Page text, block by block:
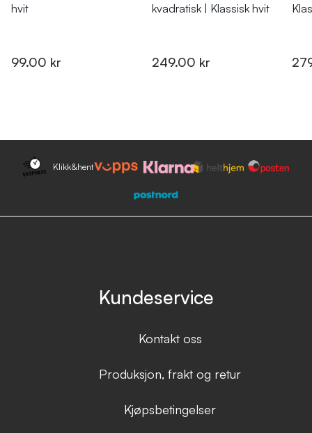
hvit
99.00 kr
kvadratisk | Klassisk hvit
249.00 kr
Klikk&hent
Kundeservice
Kontakt oss
Produksjon, frakt og retur
Kjøpsbetingelser